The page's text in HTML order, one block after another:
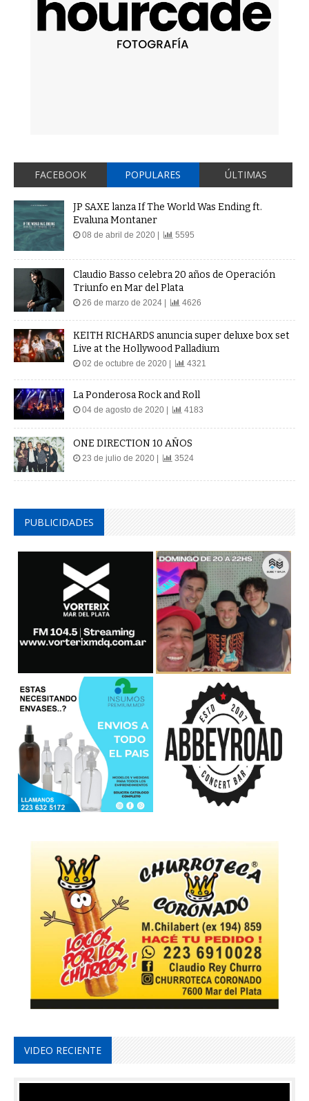
FACEBOOK POPULARES ÚLTIMAS
JP SAXE lanza If The World Was Ending ft.
Evaluna Montaner
08 de abril de 2020 | 5595
Claudio Basso celebra 20 años de Operación
Triunfo en Mar del Plata
26 de marzo de 2024 | 4626
KEITH RICHARDS anuncia super deluxe box set
Live at the Hollywood Palladium
02 de octubre de 2020 | 4321
La Ponderosa Rock and Roll
04 de agosto de 2020 | 4183
ONE DIRECTION 10 AÑOS
23 de julio de 2020 | 3524
PUBLICIDADES
VIDEO RECIENTE